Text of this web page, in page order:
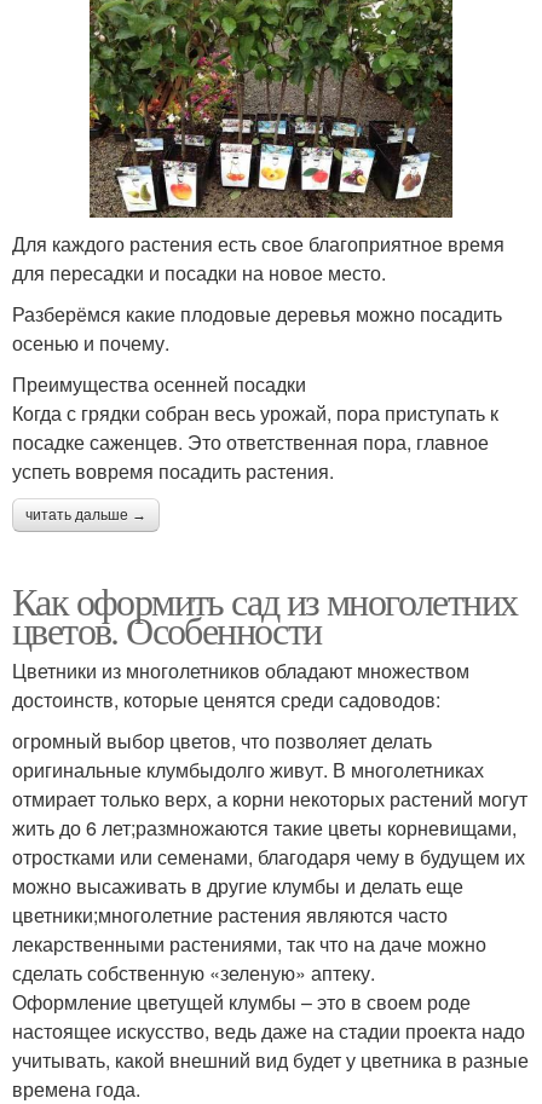
Для каждого растения есть свое благоприятное время
для пересадки и посадки на новое место.
Разберёмся какие плодовые деревья можно посадить
осенью и почему.
Преимущества осенней посадки
Когда с грядки собран весь урожай, пора приступать к
посадке саженцев. Это ответственная пора, главное
успеть вовремя посадить растения.
читать дальше →
Как оформить сад из многолетних
цветов. Особенности
Цветники из многолетников обладают множеством
достоинств, которые ценятся среди садоводов:
огромный выбор цветов, что позволяет делать
оригинальные клумбыдолго живут. В многолетниках
отмирает только верх, а корни некоторых растений могут
жить до 6 лет;размножаются такие цветы корневищами,
отростками или семенами, благодаря чему в будущем их
можно высаживать в другие клумбы и делать еще
цветники;многолетние растения являются часто
лекарственными растениями, так что на даче можно
сделать собственную «зеленую» аптеку.
Оформление цветущей клумбы – это в своем роде
настоящее искусство, ведь даже на стадии проекта надо
учитывать, какой внешний вид будет у цветника в разные
времена года.